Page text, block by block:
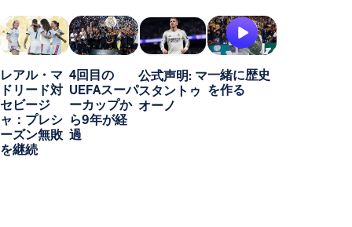
レアル・マ
ドリード対
セビージ
ャ：プレシ
ーズン無敗
を継続
4回目の
UEFAスーパ
ーカップか
ら9年が経
過
公式声明: マ
スタントゥ
オーノ
一緒に歴史
を作る